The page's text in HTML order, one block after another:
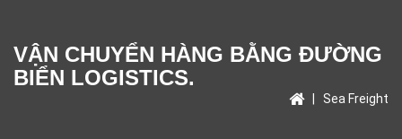
VẬN CHUYỂN HÀNG BẰNG ĐƯỜNG
BIỂN LOGISTICS.
| Sea Freight